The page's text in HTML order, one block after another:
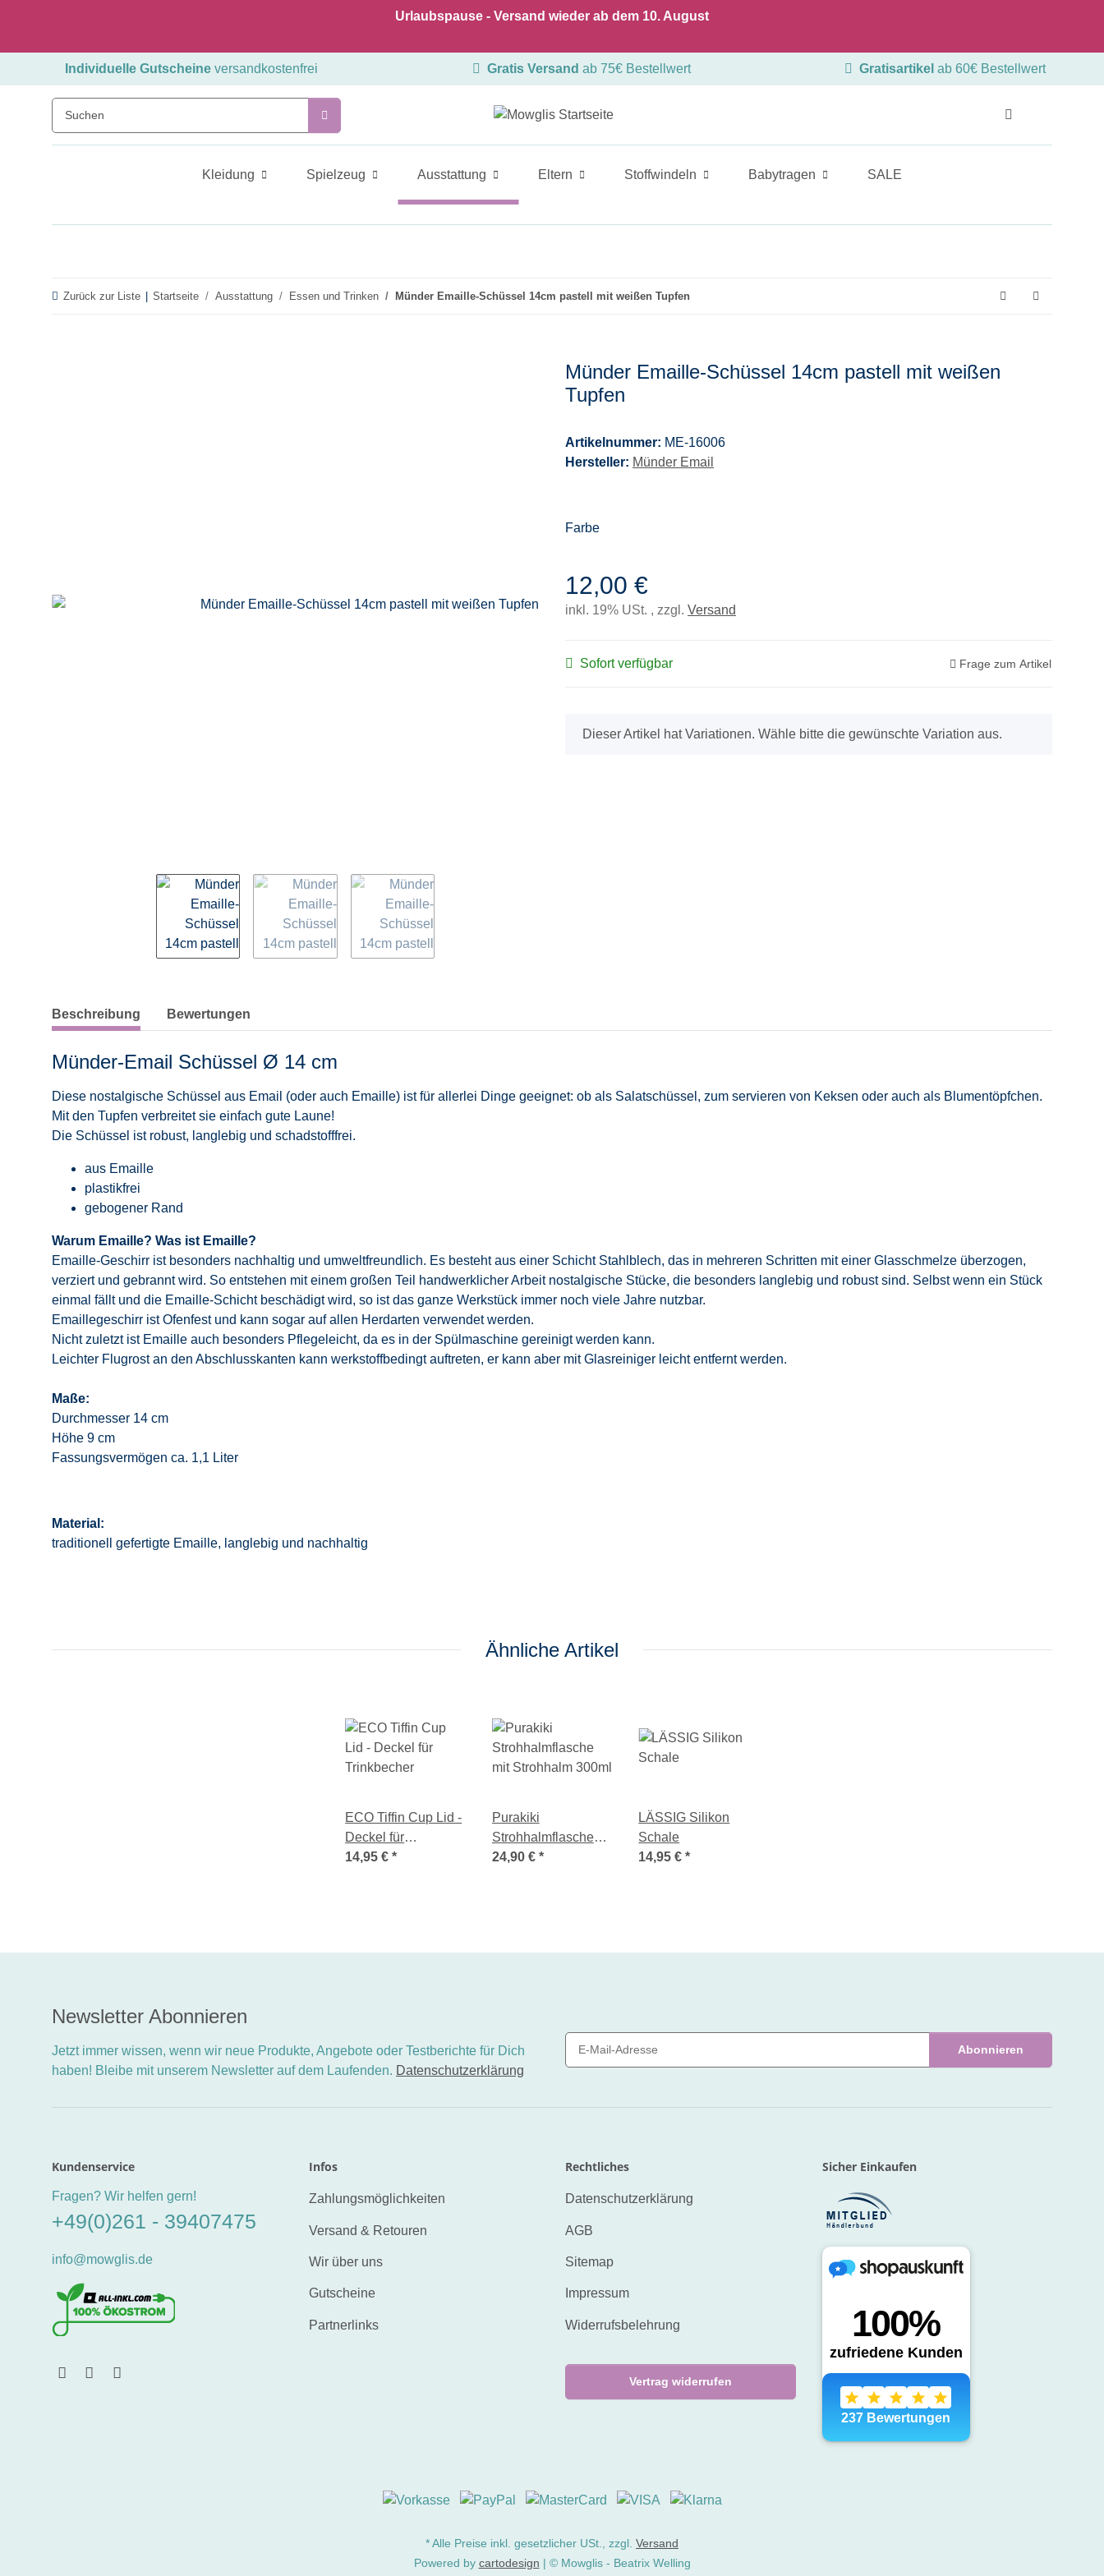
Urlaubspause - Versand wieder ab dem 10. August
Individuelle Gutscheine versandkostenfrei Gratis Versand ab 75€ Bestellwert Gratisartikel ab 60€ Bestellwert
Kleidung Spielzeug Ausstattung Eltern Stoffwindeln Babytragen SALE
Zurück zur Liste Startseite Ausstattung Essen und Trinken Münder Emaille-Schüssel 14cm pastell mit weißen Tupfen
Münder Emaille-Schüssel 14cm pastell mit weißen
Tupfen
Artikelnummer: ME-16006
Hersteller: Münder Email
Farbe
12,00 €
inkl. 19% USt. , zzgl. Versand
Sofort verfügbar Frage zum Artikel
xDieser Artikel hat Variationen. Wähle bitte die gewünschte Variation aus.
weitere Registerkarten anzeigen
Beschreibung Bewertungen
Münder-Email Schüssel Ø 14 cm
Diese nostalgische Schüssel aus Email (oder auch Emaille) ist für allerlei Dinge geeignet: ob als Salatschüssel, zum servieren von Keksen oder auch als Blumentöpfchen.
Mit den Tupfen verbreitet sie einfach gute Laune!
Die Schüssel ist robust, langlebig und schadstofffrei.
aus Emaille
plastikfrei
gebogener Rand
Warum Emaille? Was ist Emaille?
Emaille-Geschirr ist besonders nachhaltig und umweltfreundlich. Es besteht aus einer Schicht Stahlblech, das in mehreren Schritten mit einer Glasschmelze überzogen,
verziert und gebrannt wird. So entstehen mit einem großen Teil handwerklicher Arbeit nostalgische Stücke, die besonders langlebig und robust sind. Selbst wenn ein Stück
einmal fällt und die Emaille-Schicht beschädigt wird, so ist das ganze Werkstück immer noch viele Jahre nutzbar.
Emaillegeschirr ist Ofenfest und kann sogar auf allen Herdarten verwendet werden.
Nicht zuletzt ist Emaille auch besonders Pflegeleicht, da es in der Spülmaschine gereinigt werden kann.
Leichter Flugrost an den Abschlusskanten kann werkstoffbedingt auftreten, er kann aber mit Glasreiniger leicht entfernt werden.
Maße:
Durchmesser 14 cm
Höhe 9 cm
Fassungsvermögen ca. 1,1 Liter
Material:
traditionell gefertigte Emaille, langlebig und nachhaltig
Ähnliche Artikel
ECO Tiffin Cup Lid -
Deckel für
Trinkbecher
14,95 €*
Purakiki
Strohhalmflasche
mit Strohhalm 300ml
24,90 € *
LÄSSIG Silikon
Schale
14,95 €*
Newsletter Abonnieren
Jetzt immer wissen, wenn wir neue Produkte, Angebote oder Testberichte für Dich
haben! Bleibe mit unserem Newsletter auf dem Laufenden. Datenschutzerklärung
Abonnieren
Kundenservice
Fragen? Wir helfen gern!
+49(0)261 - 39407475
info@mowglis.de
Infos
Zahlungsmöglichkeiten
Versand & Retouren
Wir über uns
Gutscheine
Partnerlinks
Rechtliches
Datenschutzerklärung
AGB
Sitemap
Impressum
Widerrufsbelehrung
Vertrag widerrufen
Sicher Einkaufen
* Alle Preise inkl. gesetzlicher USt., zzgl. Versand
Powered by cartodesign | © Mowglis - Beatrix Welling